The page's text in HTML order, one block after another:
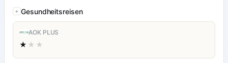
Gesundheitsreisen
AOK PLUS
★ ★★